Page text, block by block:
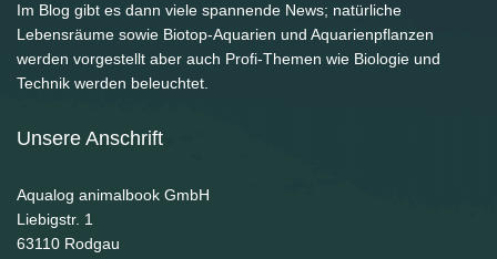
Im Blog gibt es dann viele spannende News; natürliche
Lebensräume sowie Biotop-Aquarien und Aquarienpflanzen
werden vorgestellt aber auch Profi-Themen wie Biologie und
Technik werden beleuchtet.
Unsere Anschrift
Aqualog animalbook GmbH
Liebigstr. 1
63110 Rodgau